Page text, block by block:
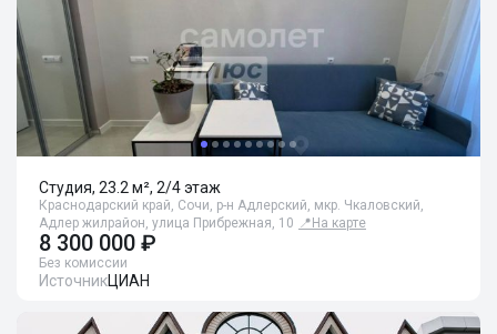
Студия, 23.2 м², 2/4 этаж
Краснодарский край, Сочи, р-н Адлерский, мкр. Чкаловский,
Адлер жилрайон, улица Прибрежная, 10 📍 На карте
8 300 000 ₽
Без комиссии
ИсточникЦИАН